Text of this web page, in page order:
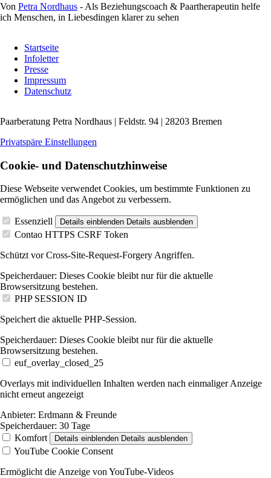
Von Petra Nordhaus - Als Beziehungscoach & Paartherapeutin helfe
ich Menschen, in Liebesdingen klarer zu sehen
überspringen
Startseite
Infoletter
Presse
Impressum
Datenschutz
Paarberatung Petra Nordhaus | Feldstr. 94 | 28203 Bremen
Privatspäre Einstellungen
Cookie- und Datenschutzhinweise
Diese Webseite verwendet Cookies, um bestimmte Funktionen zu
ermöglichen und das Angebot zu verbessern.
Essenziell Details einblenden Details ausblenden
Contao HTTPS CSRF Token
Schützt vor Cross-Site-Request-Forgery Angriffen.
Speicherdauer: Dieses Cookie bleibt nur für die aktuelle
Browsersitzung bestehen.
PHP SESSION ID
Speichert die aktuelle PHP-Session.
Speicherdauer: Dieses Cookie bleibt nur für die aktuelle
Browsersitzung bestehen.
euf_overlay_closed_25
Overlays mit individuellen Inhalten werden nach einmaliger Anzeige
nicht erneut angezeigt
Anbieter: Erdmann & Freunde
Speicherdauer: 30 Tage
Komfort
Details einblenden Details ausblenden
YouTube Cookie Consent
Ermöglicht die Anzeige von YouTube-Videos